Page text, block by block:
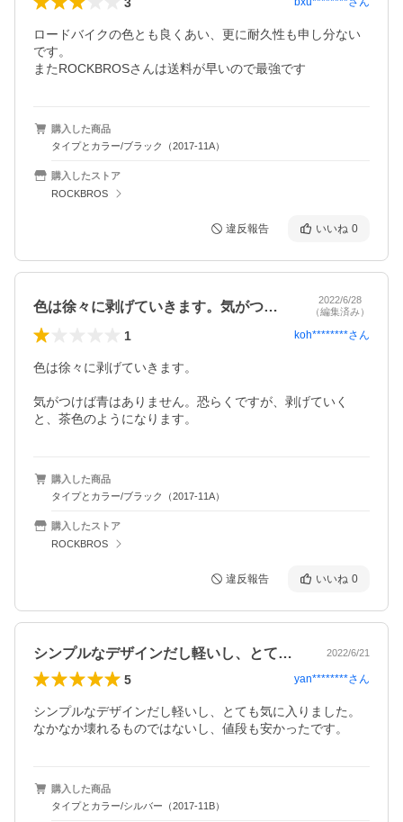
ロードバイクの色とも良くあい、更に耐久性も申し分ない
です。
またROCKBROSさんは送料が早いので最強です
購入した商品
タイプとカラー/ブラック（2017-11A）
購入したストア
ROCKBROS
違反報告 いいね 0
色は徐々に剥げていきます。気がつけば青…
2022/6/28
（編集済み）
1 koh********さん
色は徐々に剥げていきます。
気がつけば青はありません。恐らくですが、剥げていく
と、茶色のようになります。
購入した商品
タイプとカラー/ブラック（2017-11A）
購入したストア
ROCKBROS
違反報告 いいね 0
シンプルなデザインだし軽いし、とても気… 2022/6/21
5 yan********さん
シンプルなデザインだし軽いし、とても気に入りました。
なかなか壊れるものではないし、値段も安かったです。
購入した商品
タイプとカラー/シルバー（2017-11B）